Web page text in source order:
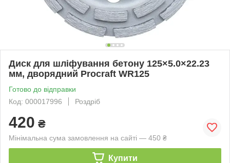
Диск для шліфування бетону 125×5.0×22.23
мм, дворядний Procraft WR125
Готово до відправки
Код: 000017996
Роздріб
420 ₴
Мінімальна сума замовлення на сайті — 450 ₴
Купити